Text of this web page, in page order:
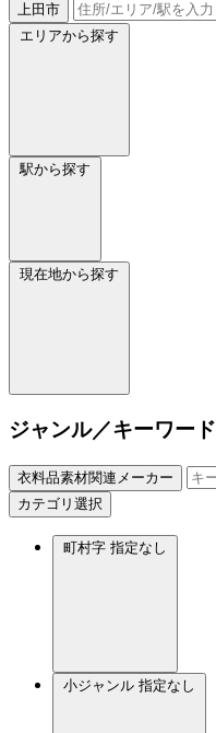
上田市
エリアから探す
駅から探す
現在地から探す
ジャンル／キーワード
衣料品素材関連メーカー
カテゴリ選択
町村字 指定なし
小ジャンル 指定なし